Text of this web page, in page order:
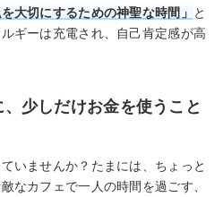
大切にするための神聖な時間」 と
ギーは充電され、自己肯定感が高
少しだけお金を使うこと
いませんか？たまには、ちょっと
なカフェで一人の時間を過ごす、